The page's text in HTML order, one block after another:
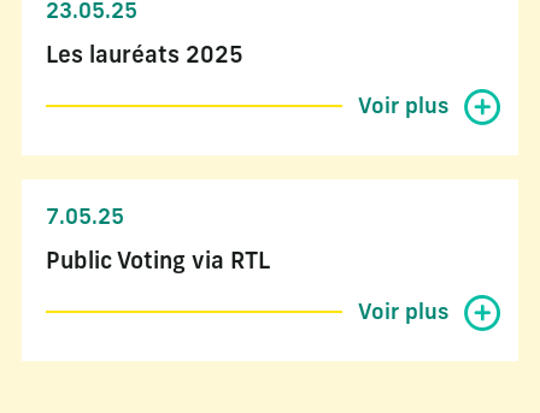
23.05.25
Les lauréats 2025
Voir plus
7.05.25
Public Voting via RTL
Voir plus